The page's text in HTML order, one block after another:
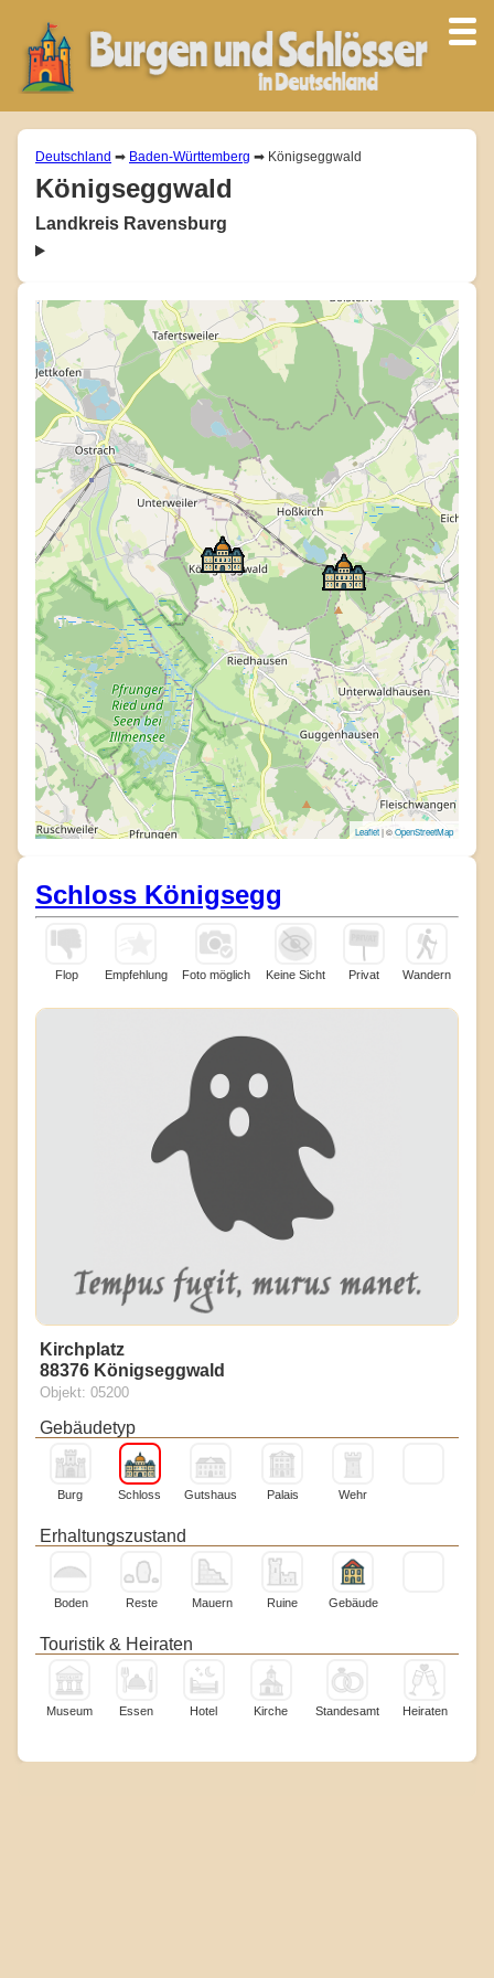
Deutschland ➡ Baden-Württemberg ➡ Königseggwald
Königseggwald
Landkreis Ravensburg
Leaflet| ©OpenStreetMap
Schloss Königsegg
Flop Empfehlung Foto möglich Keine Sicht Privat Wandern
Kirchplatz
88376 Königseggwald
Objekt: 05200
Gebäudetyp
Burg Schloss Gutshaus Palais Wehr
Erhaltungszustand
Boden Reste Mauern Ruine Gebäude
Touristik & Heiraten
Museum Essen Hotel Kirche Standesamt Heiraten